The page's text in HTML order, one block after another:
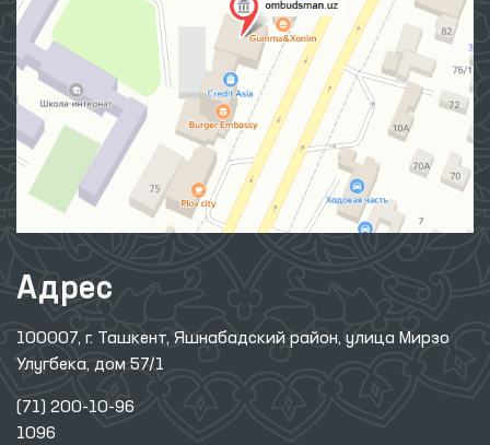
Адрес
100007, г. Ташкент, Яшнабадский район, улица Мирзо
Улугбека, дом 57/1
(71) 200-10-96
1096